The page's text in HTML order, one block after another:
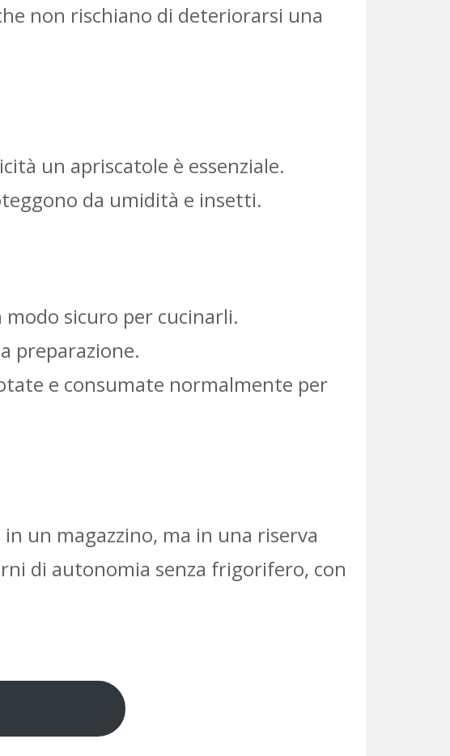
non rischiano di deteriorarsi una
un apriscatole è essenziale.
da umidità e insetti.
sicuro per cucinarli.
preparazione.
e consumate normalmente per
un magazzino, ma in una riserva
di autonomia senza frigorifero, con